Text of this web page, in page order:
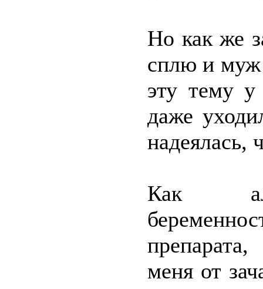
Но как же
сплю и муж
эту тему
даже
надеялась,
Как
меня от